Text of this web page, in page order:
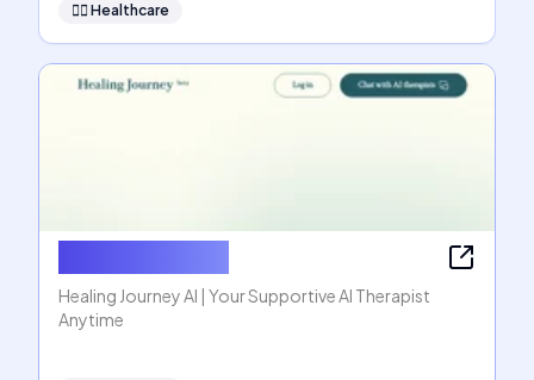
👩‍⚕️ Healthcare
Healing Journey AI | Your Supportive AI Therapist
Anytime